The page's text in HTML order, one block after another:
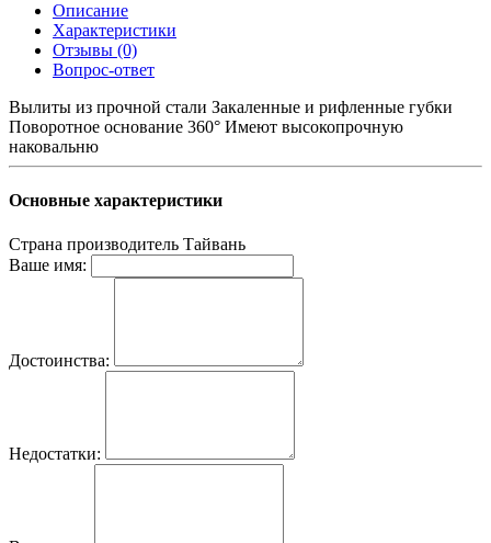
Описание
Характеристики
Отзывы (0)
Вопрос-ответ
Вылиты из прочной стали Закаленные и рифленные губки
Поворотное основание 360° Имеют высокопрочную
наковальню
Основные характеристики
Страна производитель Тайвань
Ваше имя:
Достоинства:
Недостатки: